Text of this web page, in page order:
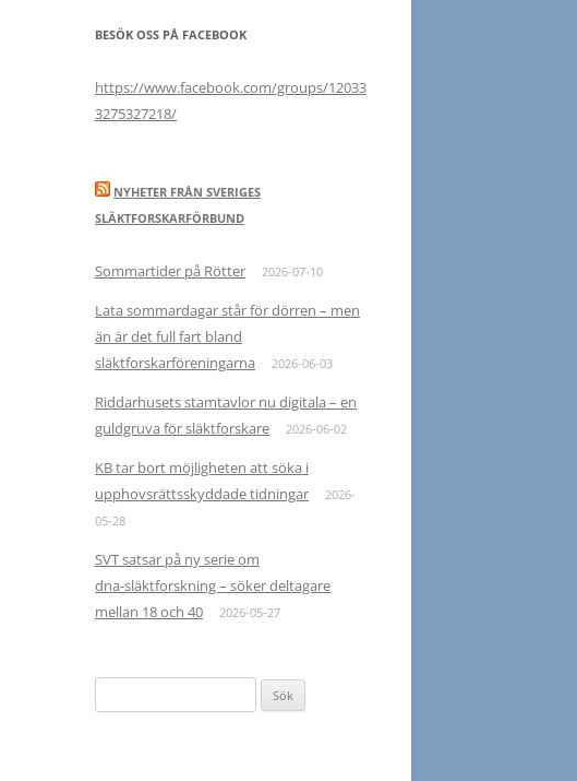
BESÖK OSS PÅ FACEBOOK
https://www.facebook.com/groups/12033
3275327218/
NYHETER FRÅN SVERIGES
SLÄKTFORSKARFÖRBUND
Sommartider på Rötter 2026-07-10
Lata sommardagar står för dörren – men
än är det full fart bland
släktforskarföreningarna
2026-06-03
Riddarhusets stamtavlor nu digitala – en
guldgruva för släktforskare
2026-06-02
KB tar bort möjligheten att söka i
upphovsrättsskyddade tidningar
2026-
05-28
SVT satsar på ny serie om
dna‑släktforskning – söker deltagare
mellan 18 och 40
2026-05-27
efter: